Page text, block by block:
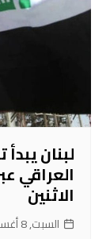
لبنان
العراقي
الاثنين
السبت, 8 أغسطس 2026, 13:54